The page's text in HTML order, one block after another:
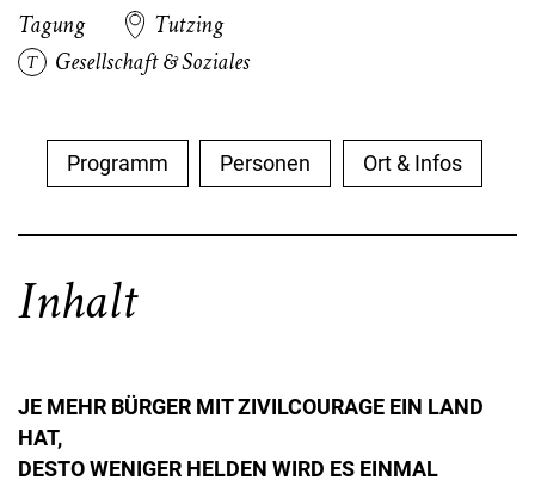
Tagung
Tutzing
Gesellschaft & Soziales
Programm Personen Ort & Infos
Inhalt
JE MEHR BÜRGER MIT ZIVILCOURAGE EIN LAND
HAT,
DESTO WENIGER HELDEN WIRD ES EINMAL